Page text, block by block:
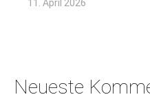
11. April 2026
Neueste